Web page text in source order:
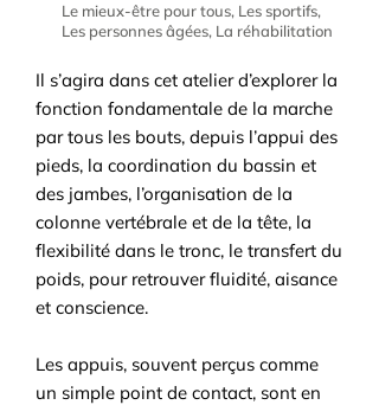
Le mieux-être pour tous, Les sportifs,
Les personnes âgées, La réhabilitation
Il s’agira dans cet atelier d’explorer la
fonction fondamentale de la marche
par tous les bouts, depuis l’appui des
pieds, la coordination du bassin et
des jambes, l’organisation de la
colonne vertébrale et de la tête, la
flexibilité dans le tronc, le transfert du
poids, pour retrouver fluidité, aisance
et conscience.
Les appuis, souvent perçus comme
un simple point de contact, sont en